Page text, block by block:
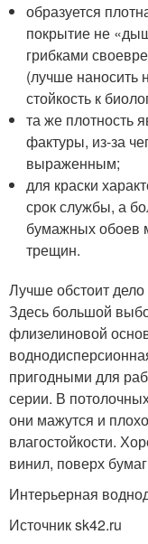
образуется
покрытие не
грибками
(лучше наносить
стойкость к
та же плотность
фактуры, из-за
выраженным;
для краски
срок службы, а
бумажных обоев
трещин.
Лучше обстоит
Здесь большой
флизелиновой
пригодными для
серии. В
они мажутся и
влагостойкости.
винил, поверх
Интерьерная
Источник sk42.ru